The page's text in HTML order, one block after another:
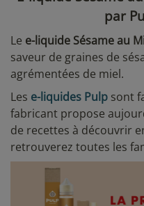
par
Le e-liquide Sésame au
saveur de graines de
agrémentées de miel.
Les e-liquides Pulp sont
fabricant propose
de recettes à découvrir
retrouverez toutes les